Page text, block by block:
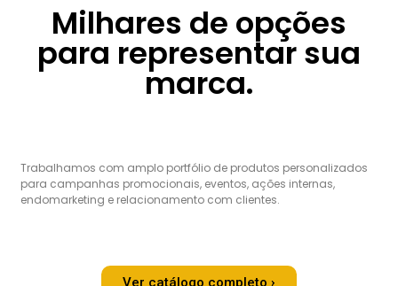
Milhares de opções
para representar sua
marca.
Trabalhamos com amplo portfólio de produtos personalizados
para campanhas promocionais, eventos, ações internas,
endomarketing e relacionamento com clientes.
Ver catálogo completo ›